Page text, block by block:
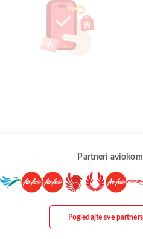
Partneri
Pogledajte sve